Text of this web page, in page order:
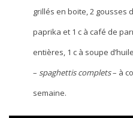
grillés en boite, 2 gousses
paprika et 1 c à café de
entières, 1 c à soupe
– spaghettis complets– à
semaine.